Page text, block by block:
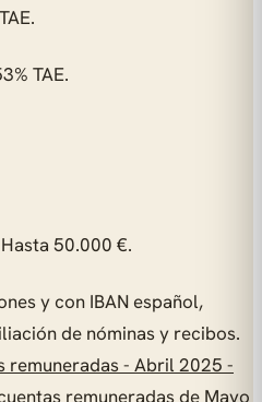
TAE.
50.000 €.
y con IBAN español,
de nóminas y recibos.
remuneradas - Abril 2025 -
remuneradas de Mayo